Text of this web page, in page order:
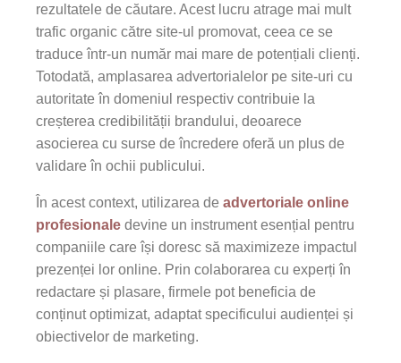
rezultatele de căutare. Acest lucru atrage mai mult
trafic organic către site-ul promovat, ceea ce se
traduce într-un număr mai mare de potențiali clienți.
Totodată, amplasarea advertorialelor pe site-uri cu
autoritate în domeniul respectiv contribuie la
creșterea credibilității brandului, deoarece
asocierea cu surse de încredere oferă un plus de
validare în ochii publicului.
În acest context, utilizarea de advertoriale online
profesionale devine un instrument esențial pentru
companiile care își doresc să maximizeze impactul
prezenței lor online. Prin colaborarea cu experți în
redactare și plasare, firmele pot beneficia de
conținut optimizat, adaptat specificului audienței și
obiectivelor de marketing.